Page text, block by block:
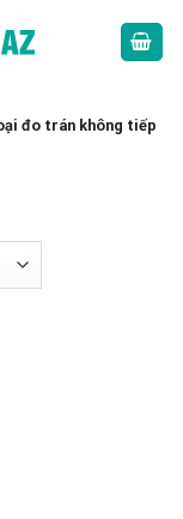
đo trán không tiếp